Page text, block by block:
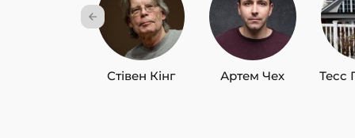
Стівен Кінг Артем Чех Тесс